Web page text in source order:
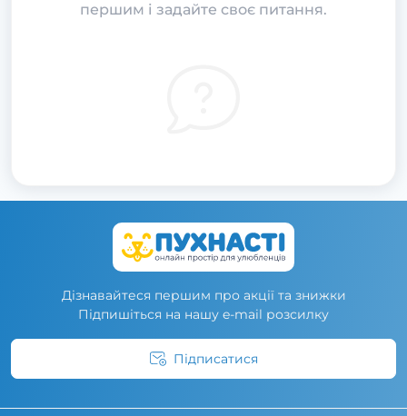
першим і задайте своє питання.
Дізнавайтеся першим про акції та знижки
Підпишіться на нашу e-mail розсилку
Підписатися